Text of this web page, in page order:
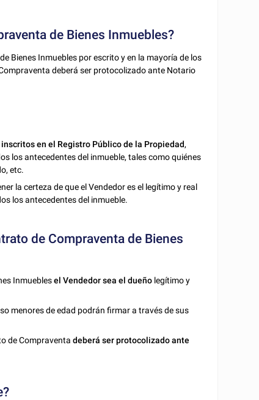
de Bienes Inmuebles?
Bienes Inmuebles por escrito y en la mayoría de los
deberá ser protocolizado ante Notario
en el Registro Público de la Propiedad,
los antecedentes del inmueble, tales como quiénes
etc.
la certeza de que el Vendedor es el legítimo y real
los antecedentes del inmueble.
de Compraventa de Bienes
Inmueblesel Vendedor sea el dueño legítimo y
menores de edad podrán firmar a través de sus
de Compraventadeberá ser protocolizado ante